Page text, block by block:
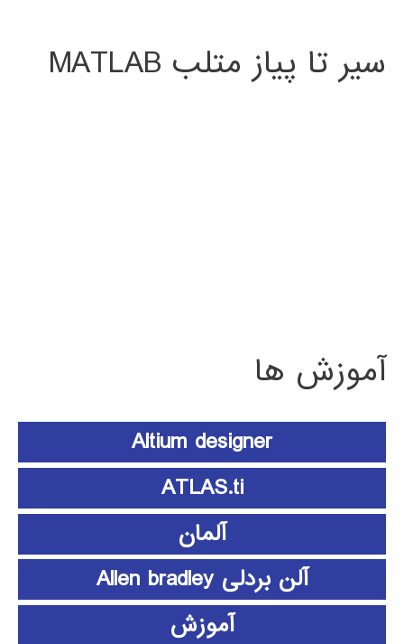
سیر تا پیاز متلب MATLAB
آموزش ها
Altium designer
ATLAS.ti
آلمان
آلن بردلی Allen bradley
آموزش